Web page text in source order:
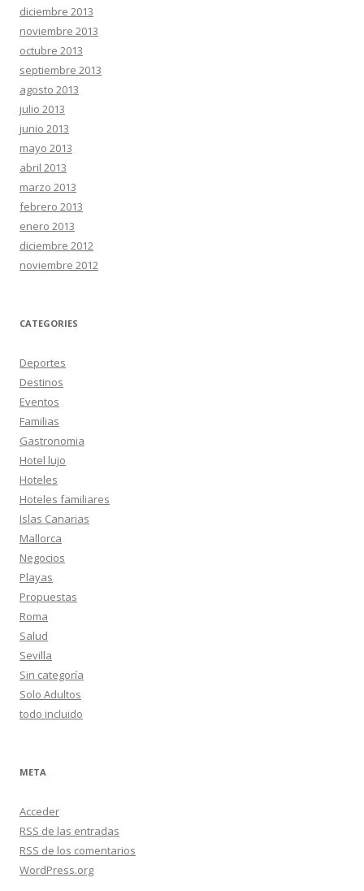
diciembre 2013
noviembre 2013
octubre 2013
septiembre 2013
agosto 2013
julio 2013
junio 2013
mayo 2013
abril 2013
marzo 2013
febrero 2013
enero 2013
diciembre 2012
noviembre 2012
CATEGORIES
Deportes
Destinos
Eventos
Familias
Gastronomia
Hotel lujo
Hoteles
Hoteles familiares
Islas Canarias
Mallorca
Negocios
Playas
Propuestas
Roma
Salud
Sevilla
Sin categoría
Solo Adultos
todo incluido
META
Acceder
RSS de las entradas
RSS de los comentarios
WordPress.org